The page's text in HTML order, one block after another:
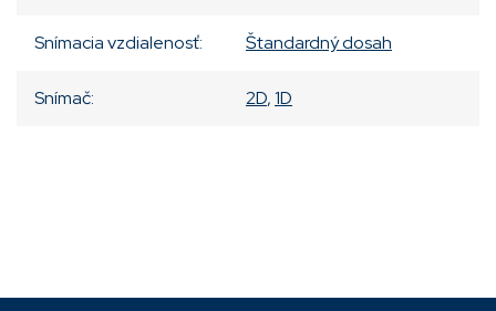
Snímacia vzdialenosť: Štandardný dosah
Snímač: 2D,1D